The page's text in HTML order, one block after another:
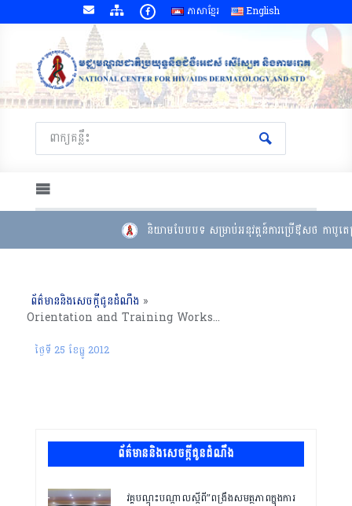
ភាសាខ្មែរ English
និយាមបែបបទ សម្រាប់អនុវត្តន៍ការប្រើឳសថ កាបូត
ព័ត៌មាននិងសេចក្តីជូនដំណឹង »
Orientation and Training Workshop on Implementing Strategies for Enhancing Tuberculosis Research, Isoniazid Prevention and Control of Tuberculosis (Three I’s Strategy) at Continuing Care for HIV / AIDS Carriers (Phnom Penh) October 25-25, 2012)
ថ្ងៃទី 25 ខែ​ធ្នូ 2012
ព័ត៌មាននិងសេចក្តីជូនដំណឹង
វគ្គបណ្ដុះបណ្ដាលស្តីពី”ពង្រឹងសមត្ថភាពក្នុងការ